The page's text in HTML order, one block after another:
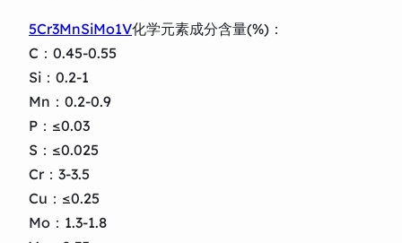
5Cr3MnSiMo1V化学元素成分含量(%)：
C：0.45-0.55
Si：0.2-1
Mn：0.2-0.9
P：≤0.03
S：≤0.025
Cr：3-3.5
Cu：≤0.25
Mo：1.3-1.8